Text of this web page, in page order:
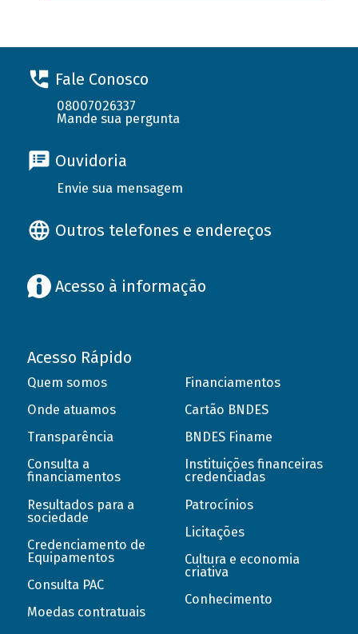
Fale Conosco
08007026337
Mande sua pergunta
Ouvidoria
Envie sua mensagem
Outros telefones e endereços
Acesso à informação
Acesso Rápido
Quem somos
Onde atuamos
Transparência
Consulta a
financiamentos
Resultados para a
sociedade
Credenciamento de
Equipamentos
Consulta PAC
Moedas contratuais
Financiamentos
Cartão BNDES
BNDES Finame
Instituições financeiras
credenciadas
Patrocínios
Licitações
Cultura e economia
criativa
Conhecimento